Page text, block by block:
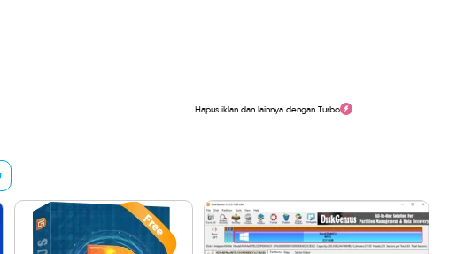
Hapus iklan dan lainnya dengan Turbo